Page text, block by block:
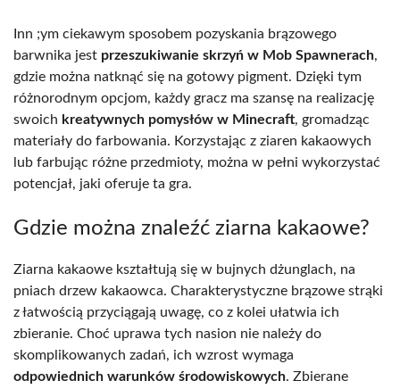
Inn ;ym ciekawym sposobem pozyskania brązowego
barwnika jest przeszukiwanie skrzyń w Mob Spawnerach,
gdzie można natknąć się na gotowy pigment. Dzięki tym
różnorodnym opcjom, każdy gracz ma szansę na realizację
swoich kreatywnych pomysłów w Minecraft, gromadząc
materiały do farbowania. Korzystając z ziaren kakaowych
lub farbując różne przedmioty, można w pełni wykorzystać
potencjał, jaki oferuje ta gra.
Gdzie można znaleźć ziarna kakaowe?
Ziarna kakaowe kształtują się w bujnych dżunglach, na
pniach drzew kakaowca. Charakterystyczne brązowe strąki
z łatwością przyciągają uwagę, co z kolei ułatwia ich
zbieranie. Choć uprawa tych nasion nie należy do
skomplikowanych zadań, ich wzrost wymaga
odpowiednich warunków środowiskowych. Zbierane